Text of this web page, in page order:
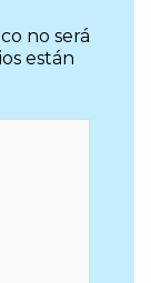
no será
están